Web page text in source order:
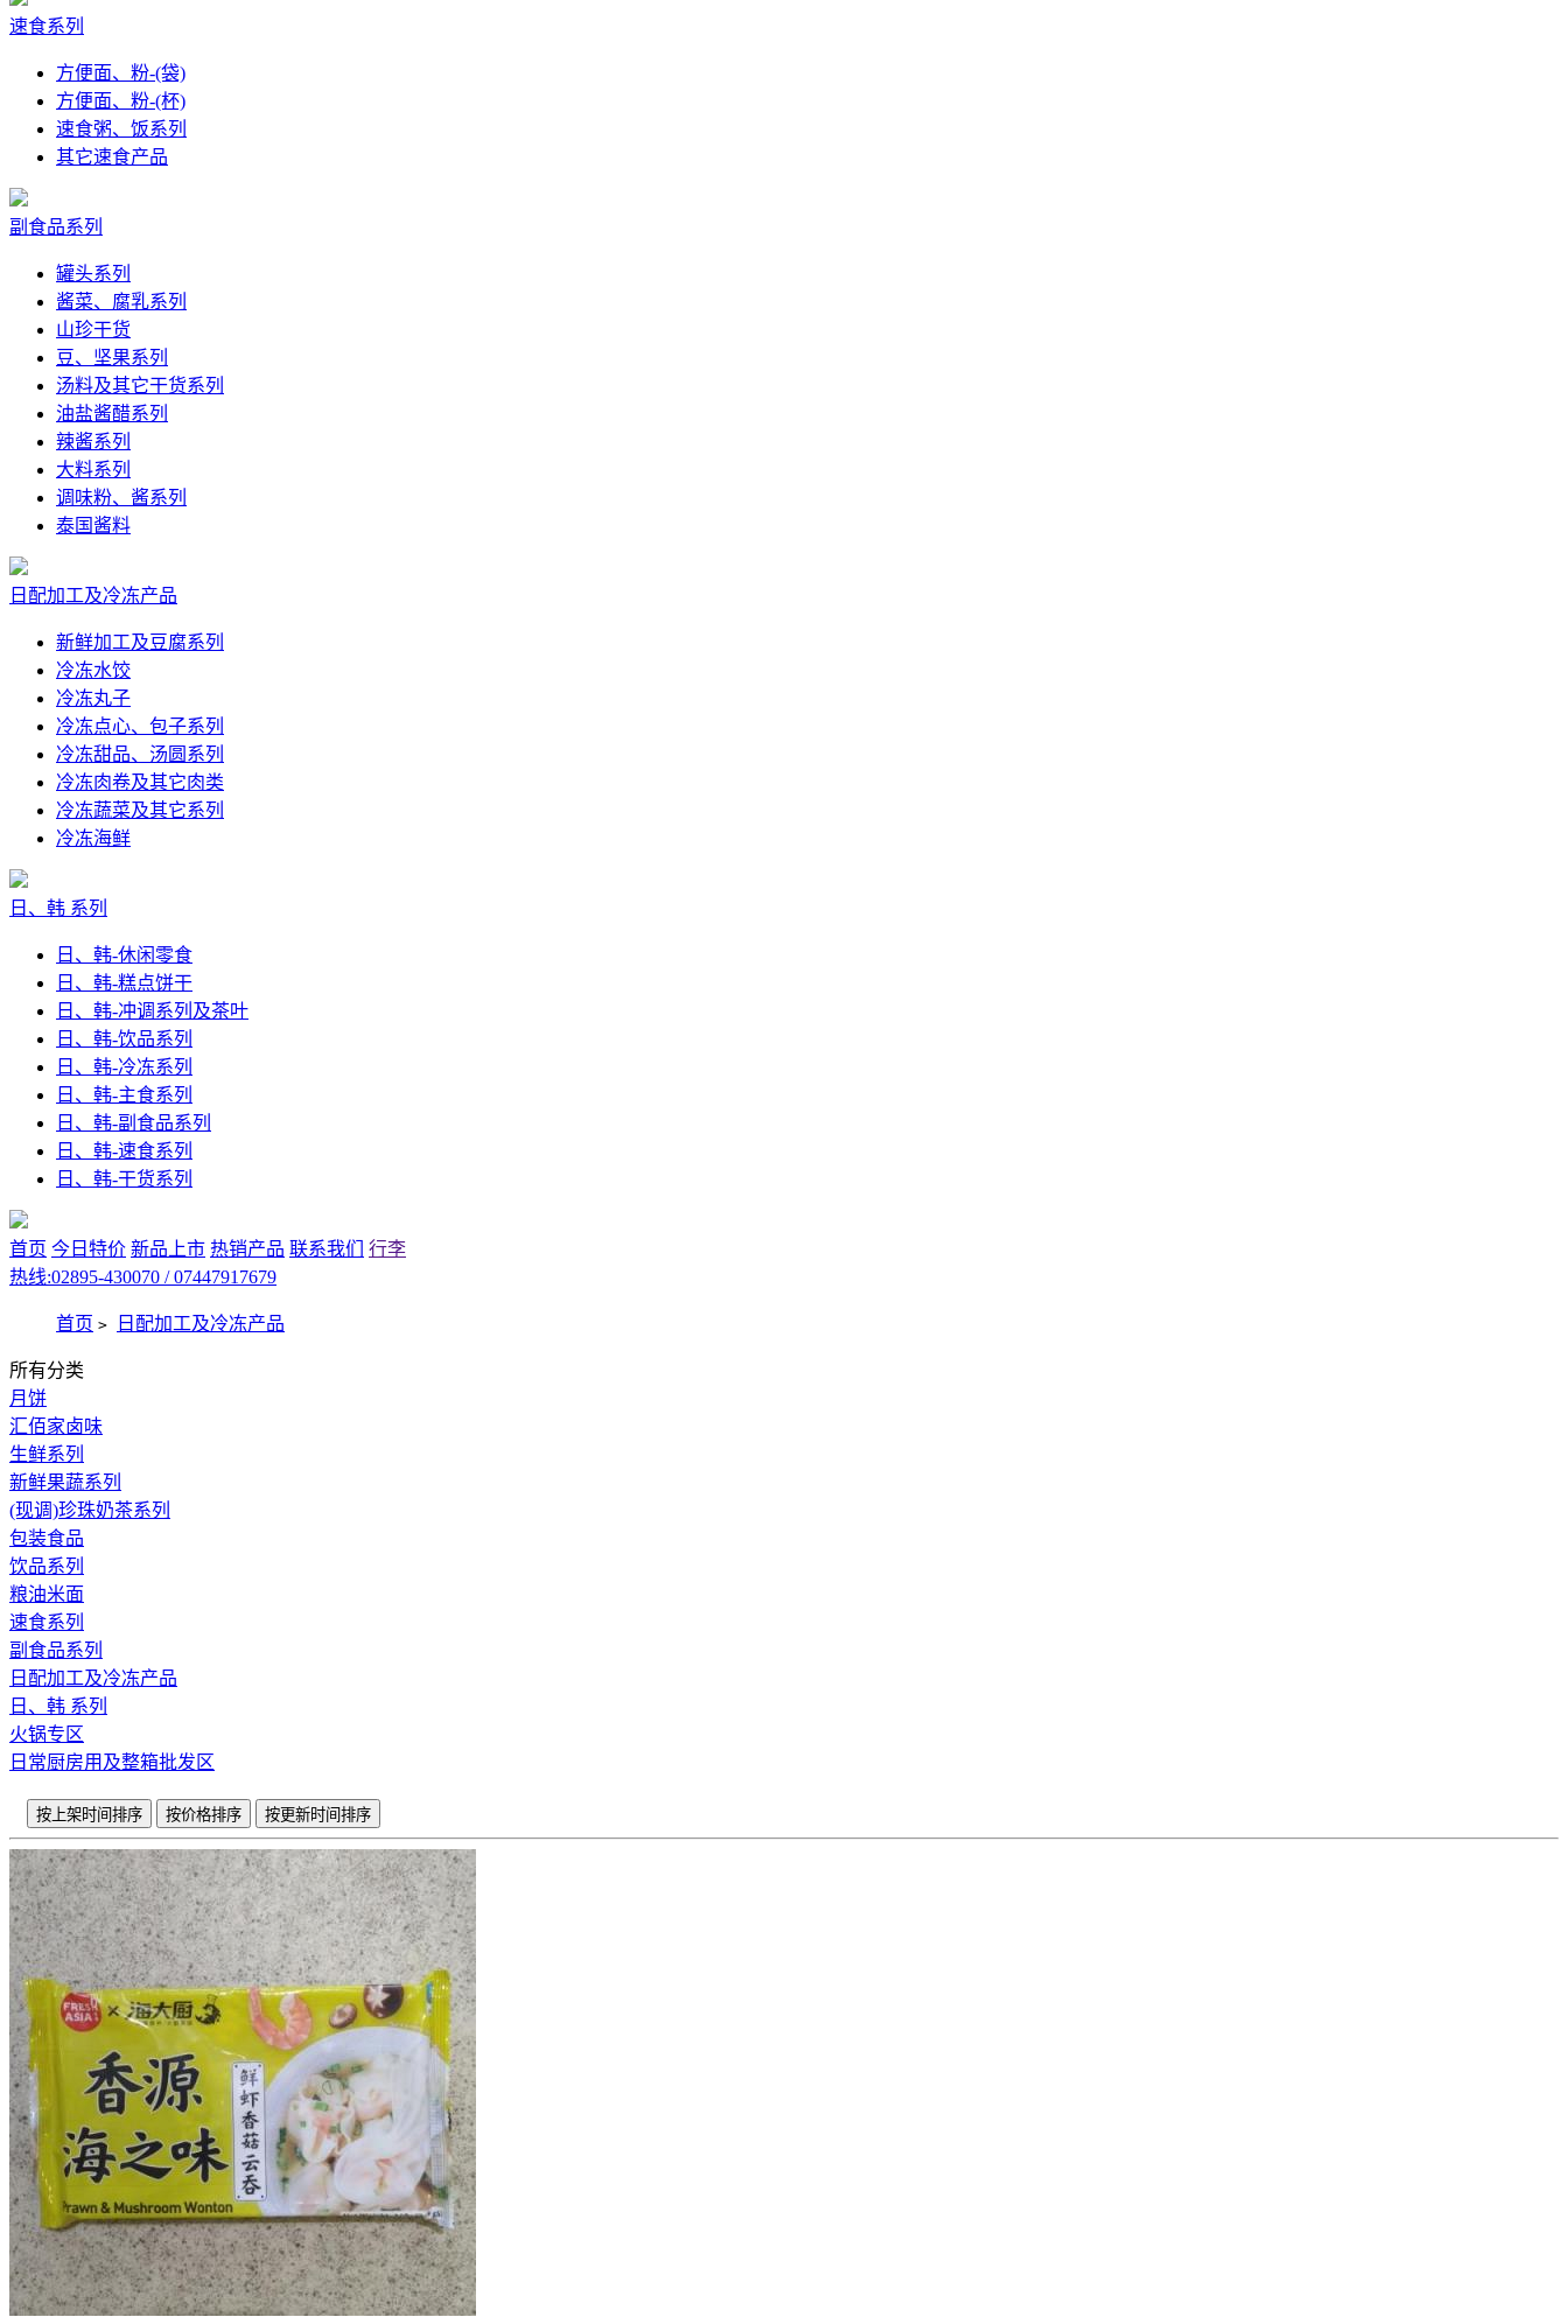
速食系列
方便面、粉-(袋)
方便面、粉-(杯)
速食粥、饭系列
其它速食产品
副食品系列
罐头系列
酱菜、腐乳系列
山珍干货
豆、坚果系列
汤料及其它干货系列
油盐酱醋系列
辣酱系列
大料系列
调味粉、酱系列
泰国酱料
日配加工及冷冻产品
新鲜加工及豆腐系列
冷冻水饺
冷冻丸子
冷冻点心、包子系列
冷冻甜品、汤圆系列
冷冻肉卷及其它肉类
冷冻蔬菜及其它系列
冷冻海鲜
日、韩 系列
日、韩-休闲零食
日、韩-糕点饼干
日、韩-冲调系列及茶叶
日、韩-饮品系列
日、韩-冷冻系列
日、韩-主食系列
日、韩-副食品系列
日、韩-速食系列
日、韩-干货系列
首页 今日特价 新品上市 热销产品 联系我们
行李
热线:02895-430070 / 07447917679
首页 > 日配加工及冷冻产品
所有分类
月饼
汇佰家卤味
生鲜系列
新鲜果蔬系列
(现调)珍珠奶茶系列
包装食品
饮品系列
粮油米面
速食系列
副食品系列
日配加工及冷冻产品
日、韩 系列
火锅专区
日常厨房用及整箱批发区
按上架时间排序 按价格排序 按更新时间排序